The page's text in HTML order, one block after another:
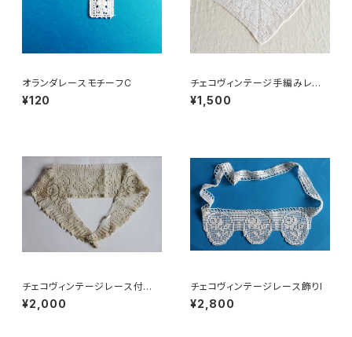
オランダレースモチーフC
¥120
チェコヴィンテージ手編みレー
スバラ柄三角
¥1,500
チェコヴィンテージレース付け
襟c
¥2,000
チェコヴィンテージレース飾りl
¥2,800